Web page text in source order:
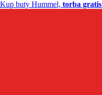
Kup buty Hummel, torba gratis